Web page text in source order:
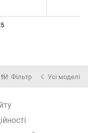
Фільтр Усі моделі